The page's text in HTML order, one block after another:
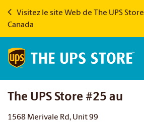
Visitez le site Web de The UPS Store
Canada
The UPS Store #25 au
1568 Merivale Rd, Unit 99